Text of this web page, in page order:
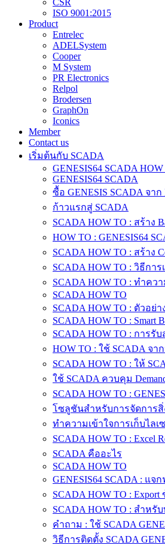
ISO 9001:2015
Product
Entrelec
ADELSystem
Cooper
M System
PR Electronics
Relpol
Brodersen
GraphOn
Iconics
Member
Contact us
เริ่มต้นกับ SCADA
GENESIS64 SCADA HOW
GENESIS64 SCADA
ซื้อ GENESIS SCADA จาก
ก้าวแรกสู่ SCADA
SCADA HOW TO : สร้าง
HOW TO : GENESIS64
SCADA HOW TO : สร้าง
SCADA HOW TO : วิธีกา
SCADA HOW TO : ทำคว
SCADA HOW TO
SCADA HOW TO : ตัวอย่
SCADA HOW TO : Smart
SCADA HOW TO : การรั
HOW TO : ใช้ SCADA จา
SCADA HOW TO : ให้
ใช้ SCADA ควบคุม
SCADA HOW TO :
โซลูชันสำหรับการจัดการสิ่
ทำความเข้าใจการเก็บไล
SCADA HOW TO : Excel
SCADA คืออะไร
SCADA HOW TO
GENESIS64 SCADA : แ
SCADA HOW TO :
SCADA HOW TO : สำหรั
คำถาม : ใช้ SCADA
วิธีการติดตั้ง SCADA